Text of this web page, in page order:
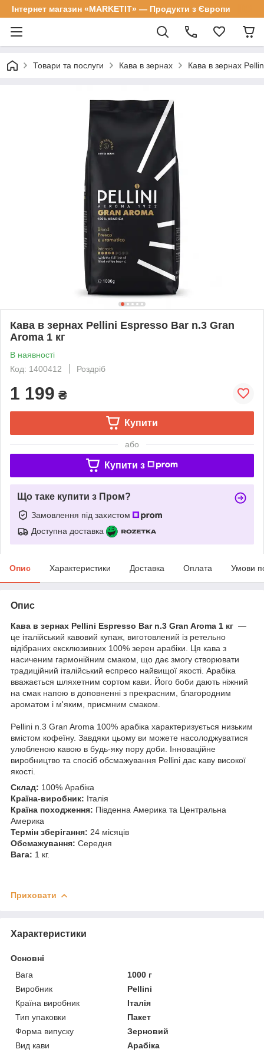
Інтернет магазин «MARKETIT» — Продукти з Європи
Товари та послуги Кава в зернах Кава в зернах
Кава в зернах Pellini Espresso Bar n.3 Gran
Aroma 1 кг
В наявності
Код: 1400412
Роздріб
1 199 ₴
Купити
або
Купити з
Що таке купити з Пром?
Замовлення під захистом
Доступна доставка
Опис Характеристики Доставка Оплата Умови
Опис
Кава в зернах Pellini Espresso Bar n.3 Gran Aroma 1 кг —
це італійський кавовий купаж, виготовлений із ретельно
відібраних ексклюзивних 100% зерен арабіки. Ця кава з
насиченим гармонійним смаком, що дає змогу створювати
традиційний італійський еспресо найвищої якості. Арабіка
вважається шляхетним сортом кави. Його боби дають ніжний
на смак напою в доповненні з прекрасним, благородним
ароматом і м'яким, приємним смаком.
Pellini n.3 Gran Aroma 100% арабіка характеризується низьким
вмістом кофеїну. Завдяки цьому ви можете насолоджуватися
улюбленою кавою в будь-яку пору доби. Інноваційне
виробництво та спосіб обсмажування Pellini дає каву високої
якості.
Склад: 100% Арабіка
Країна-виробник: Італія
Країна походження: Південна Америка та Центральна
Америка
Термін зберігання: 24 місяців
Обсмажування: Середня
Вага: 1 кг.
Приховати
Характеристики
Основні
Вага
1000 г
Виробник
Pellini
Країна виробник
Італія
Тип упаковки
Пакет
Форма випуску
Зерновий
Вид кави
Арабіка